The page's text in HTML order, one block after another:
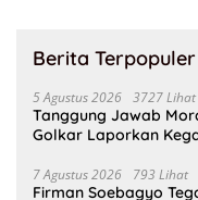
Berita Terpopuler
5 Agustus 2026 3727 Lihat
Tanggung Jawab
Golkar Laporkan
7 Agustus 2026 793 Lihat
Firman Soebagyo